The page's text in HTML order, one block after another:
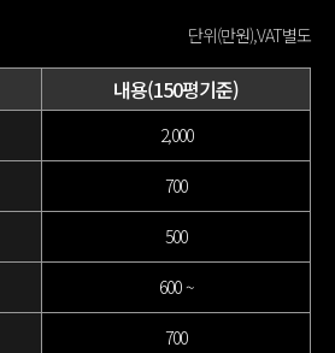
단위(만원),VAT별도
내용(150평기준)
2,000
700
500
600 ~
700